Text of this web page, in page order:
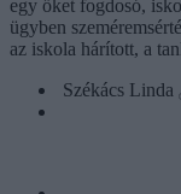
egy őket fogdosó,
ügyben
az iskola hárított, a
Székács Linda